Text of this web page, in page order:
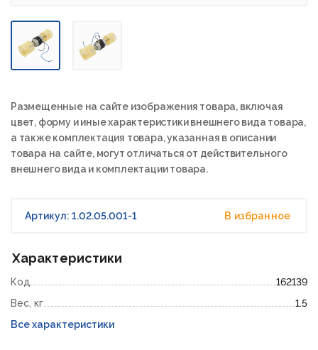
Размещенные на сайте изображения товара, включая
цвет, форму и иные характеристики внешнего вида товара,
а также комплектация товара, указанная в описании
товара на сайте, могут отличаться от действительного
внешнего вида и комплектации товара.
Артикул: 1.02.05.001-1 В избранное
Характеристики
Код
162139
Вес, кг
1.5
Все характеристики